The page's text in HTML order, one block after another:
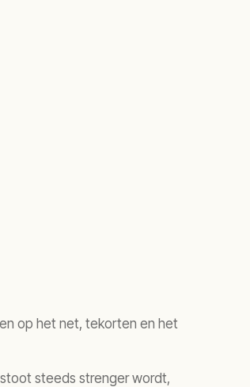
op het net, tekorten en het
steeds strenger wordt,